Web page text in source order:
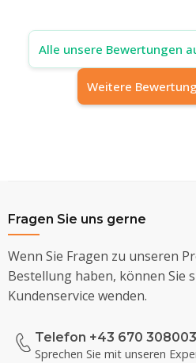
Alle unsere Bewertungen
Weitere
Fragen Sie uns gerne
Wenn Sie Fragen zu unseren
Bestellung haben, können Sie
Kundenservice wenden.
Telefon +43 670
Sprechen Sie mit unseren